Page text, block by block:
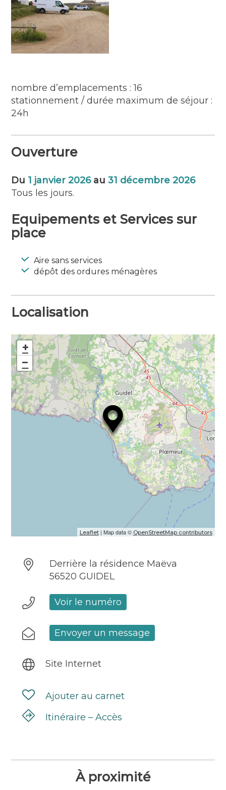
nombre d’emplacements : 16
stationnement / durée maximum de séjour :
24h
Ouverture
Du 1 janvier 2026au31 décembre 2026
Tous les jours.
Equipements et Services sur
place
Aire sans services
dépôt des ordures ménagères
Localisation
+
−
Leaflet| Map data © OpenStreetMap contributors
Derrière la résidence Maëva
56520 GUIDEL
Voir le numéro
Envoyer un message
Site Internet
Ajouter au carnet
Itinéraire – Accès
À proximité